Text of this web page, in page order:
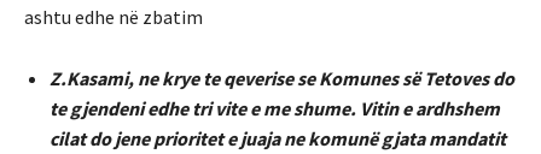
ashtu edhe në zbatim
Z.Kasami, ne krye te qeverise se Komunes së Tetoves do
te gjendeni edhe tri vite e me shume. Vitin e ardhshem
cilat do jene prioritet e juaja ne komunë gjata mandatit